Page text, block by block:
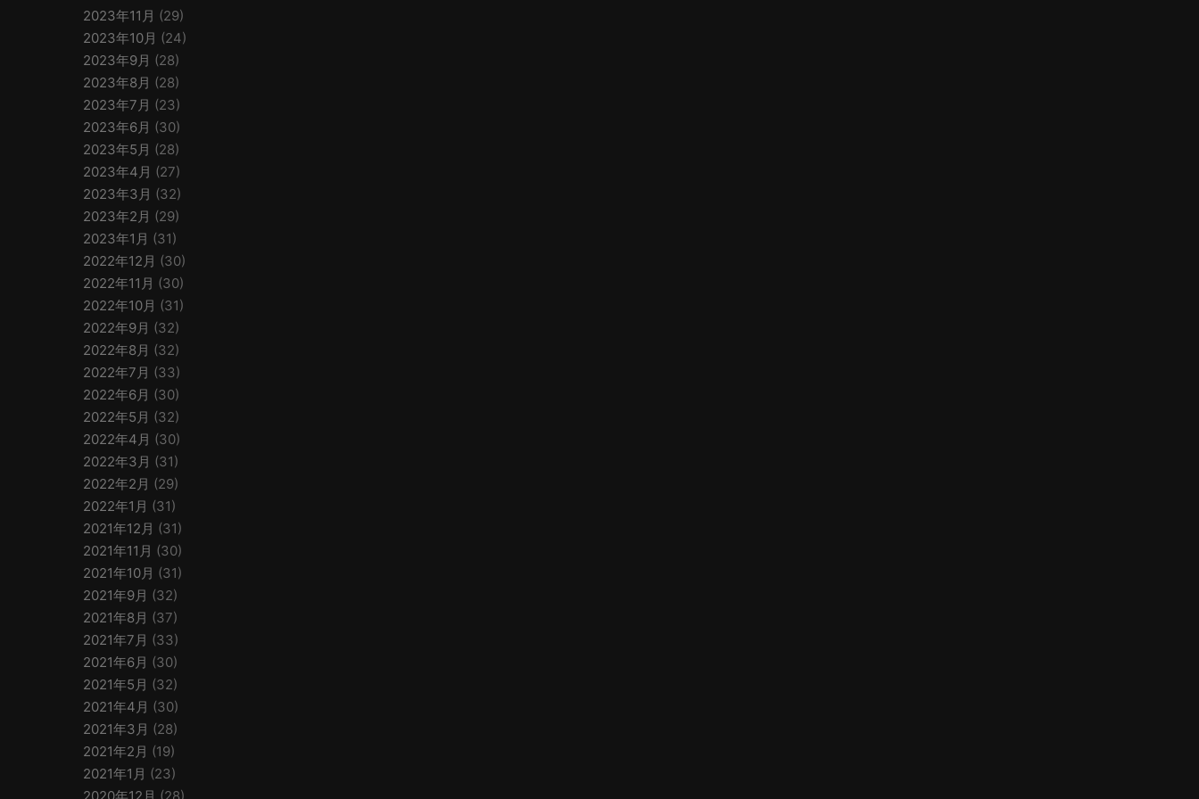
2023年11月 (29)
2023年10月 (24)
2023年9月 (28)
2023年8月 (28)
2023年7月 (23)
2023年6月 (30)
2023年5月 (28)
2023年4月 (27)
2023年3月 (32)
2023年2月 (29)
2023年1月 (31)
2022年12月 (30)
2022年11月 (30)
2022年10月 (31)
2022年9月 (32)
2022年8月 (32)
2022年7月 (33)
2022年6月 (30)
2022年5月 (32)
2022年4月 (30)
2022年3月 (31)
2022年2月 (29)
2022年1月 (31)
2021年12月 (31)
2021年11月 (30)
2021年10月 (31)
2021年9月 (32)
2021年8月 (37)
2021年7月 (33)
2021年6月 (30)
2021年5月 (32)
2021年4月 (30)
2021年3月 (28)
2021年2月 (19)
2021年1月 (23)